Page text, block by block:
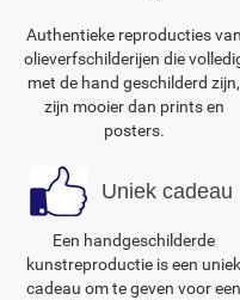
Authentieke reproducties van
olieverfschilderijen die
met de hand geschilderd zijn,
zijn mooier dan prints en
posters.
Uniek cadeau
Een handgeschilderde
kunstreproductie is een uniek
cadeau om te geven voor een